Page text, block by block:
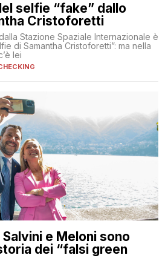
selfie “fake” dallo
Cristoforetti
Stazione Spaziale Internazionale è
di Samantha Cristoforetti”: ma nella
lei
e Meloni sono
dei “falsi green